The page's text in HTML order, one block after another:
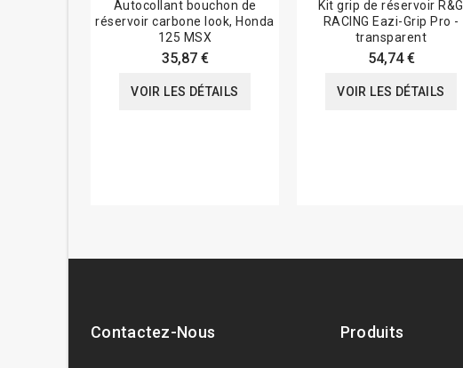
Autocollant bouchon de
réservoir carbone look, Honda
125 MSX
35,87 €
VOIR LES DÉTAILS
Kit grip de réservoir R&G
RACING Eazi-Grip Pro -
transparent
54,74 €
VOIR LES DÉTAILS
Contactez-Nous Produits